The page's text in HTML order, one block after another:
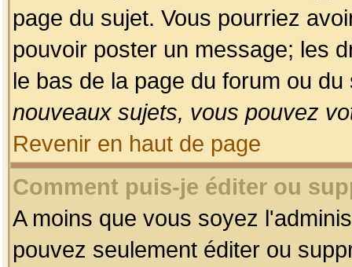
page du sujet. Vous pourriez
pouvoir poster un message; les
le bas de la page du forum ou
nouveaux sujets, vous pouvez
Revenir en haut de page
Comment puis-je éditer ou
A moins que vous soyez
pouvez seulement éditer ou